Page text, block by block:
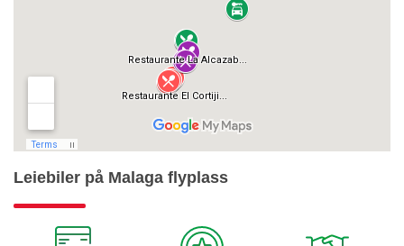
Leiebiler på Malaga flyplass